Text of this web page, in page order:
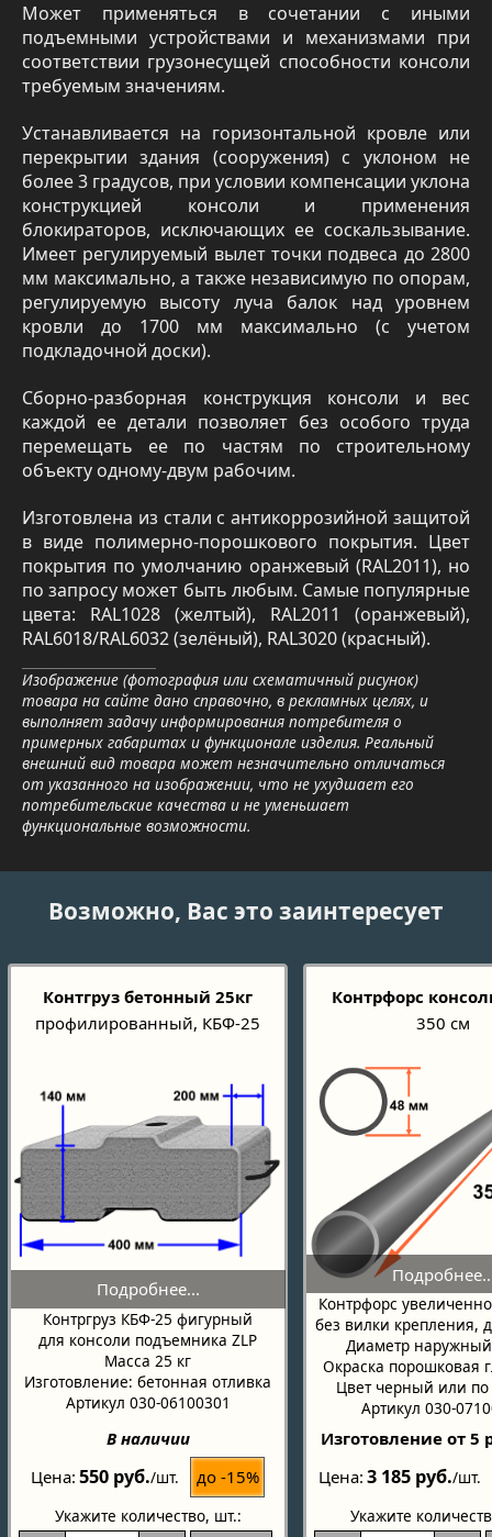
Может применяться в сочетании с иными
подъемными устройствами и механизмами при
соответствии грузонесущей способности консоли
требуемым значениям.
Устанавливается на горизонтальной кровле или
перекрытии здания (сооружения) с уклоном не
более 3 градусов, при условии компенсации уклона
конструкцией консоли и применения
блокираторов, исключающих ее соскальзывание.
Имеет регулируемый вылет точки подвеса до 2800
мм максимально, а также независимую по опорам,
регулируемую высоту луча балок над уровнем
кровли до 1700 мм максимально (с учетом
подкладочной доски).
Сборно-разборная конструкция консоли и вес
каждой ее детали позволяет без особого труда
перемещать ее по частям по строительному
объекту одному-двум рабочим.
Изготовлена из стали с антикоррозийной защитой
в виде полимерно-порошкового покрытия. Цвет
покрытия по умолчанию оранжевый (RAL2011), но
по запросу может быть любым. Самые популярные
цвета: RAL1028 (желтый), RAL2011 (оранжевый),
RAL6018/RAL6032 (зелёный), RAL3020 (красный).
Изображение (фотография или схематичный рисунок)
товара на сайте дано справочно, в рекламных целях, и
выполняет задачу информирования потребителя о
примерных габаритах и функционале изделия. Реальный
внешний вид товара может незначительно отличаться
от указанного на изображении, что не ухудшает его
потребительские качества и не уменьшает
функциональные возможности.
Возможно, Вас это заинтересует
Контгруз бетонный 25кг
профилированный, КБФ-25
Контргруз КБФ-25 фигурный
для консоли подъемника ZLP
Масса 25 кг
Изготовление: бетонная отливка
Артикул 030-06100301
В наличии
Цена 550 руб./шт. до -15%
Укажите количество, шт.:
Контрфорс
350 см
Контрфорс
без вилки крепления,
Диаметр
Окраска порошковая
Цвет черный или по
Артикул 030-
Изготовление от 5
Цена 3 185 руб./шт.
Укажите